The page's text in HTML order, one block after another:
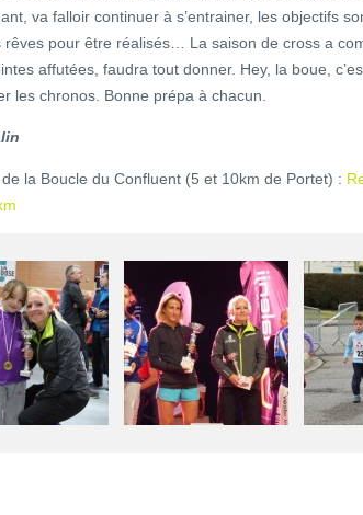
va falloir continuer à s’entrainer, les objectifs
rêves pour être réalisés… La saison de cross a
affutées, faudra tout donner. Hey, la boue,
les chronos. Bonne prépa à chacun.
la Boucle du Confluent (5 et 10km de Portet) :